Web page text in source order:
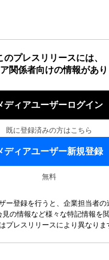
のプレスリリースには、
関係者向けの情報があ
ディアユーザーログイン
既に登録済みの方はこちら
ディアユーザー新規登録
無料
ー登録を行うと、企業担当者の
の情報など様々な特記情報を
プレスリリースにより異なりま